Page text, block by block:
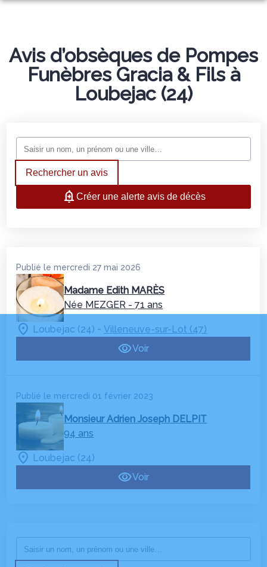
MONUMENTS FUNÉRAIRES
NOTRE AGENCE
NOTRE CHAMBRE FUNERAIRE
ESPACES HOMMAGES
Avis d’obsèques de Pompes
Funèbres Gracia & Fils à
Loubejac (24)
Rechercher un avis
Créer une alerte avis de décès
Publié le mercredi 27 mai 2026
Madame Edith MARÈS
Née MEZGER - 71 ans
Loubejac (24) -Villeneuve-sur-Lot (47)
Voir
Publié le mercredi 01 février 2023
Monsieur Adrien Joseph DELPIT
94 ans
Loubejac (24)
Voir